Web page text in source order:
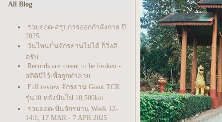
All Blog
รวบยอด-สรุปการออกกำลังกาย ปี
2025
วันไหนปั่นจักรยานไม่ได้ ก็วิ่งสิ
ครับ
Records are meant to be broken -
สถิติมีไว้เพื่อถูกทำลา
Full review จักรยาน Giant TCR
รุ่น10 หลังปั่นไป 10,500km
รวบยอด-ปั่นจักรยาน Week 12-
14th, 17 MAR - 7 APR 2025